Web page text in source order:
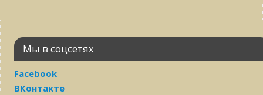
Мы в соцсетях
Facebook
ВКонтакте